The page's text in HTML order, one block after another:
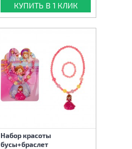
КУПИТЬ В 1 КЛИК
Набор красоты
бусы+браслет